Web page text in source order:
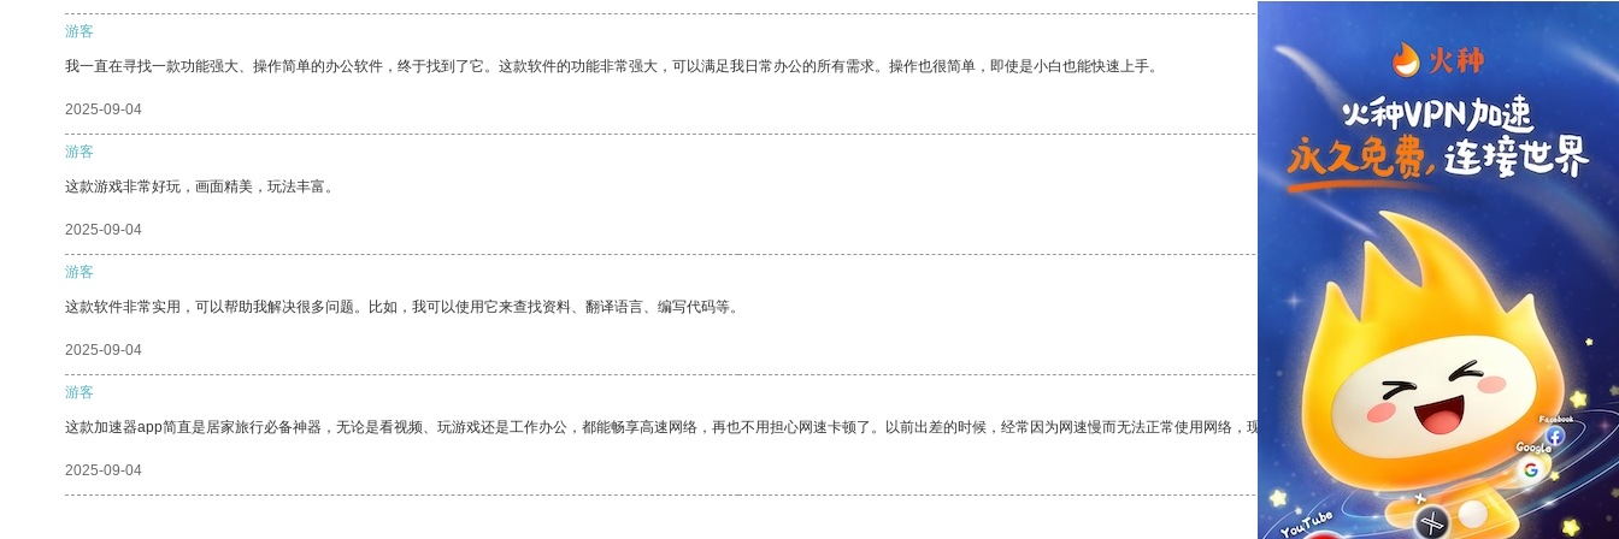
游客
我一直在寻找一款功能强大、操作简单的办公软件，终于找到了它。这款软件的功能非常强大，可以满足我日常办公的所有需求。操作也很简单，即使是小白也能快速上手。
2025-09-04 支持[0] 反对
游客
这款游戏非常好玩，画面精美，玩法丰富。
2025-09-04 支持
游客
这款软件非常实用，可以帮助我解决很多问题。比如，我可以使用它来查找资料、翻译语言、编写代码等。
2025-09-04 反对 [0]
游客
这款加速器app简直是居家旅行必备神器，无论是看视频、玩游戏还是工作办公，都能畅享高速网络，再也不用担心网速卡顿了。以前出差的时候，经常因为网速慢而无法正常使用网络，现在有了这个app，我再也不用担心了。
2025-09-04 支持[0] 反对[0]